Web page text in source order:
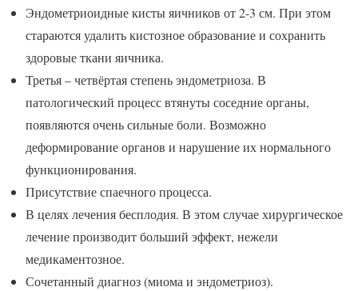
Эндометриоидные кисты яичников от 2-3 см. При этом
стараются удалить кистозное образование и сохранить
здоровые ткани яичника.
Третья – четвёртая степень эндометриоза. В
патологический процесс втянуты соседние органы,
появляются очень сильные боли. Возможно
деформирование органов и нарушение их нормального
функционирования.
Присутствие спаечного процесса.
В целях лечения бесплодия. В этом случае хирургическое
лечение производит больший эффект, нежели
медикаментозное.
Сочетанный диагноз (миома и эндометриоз).